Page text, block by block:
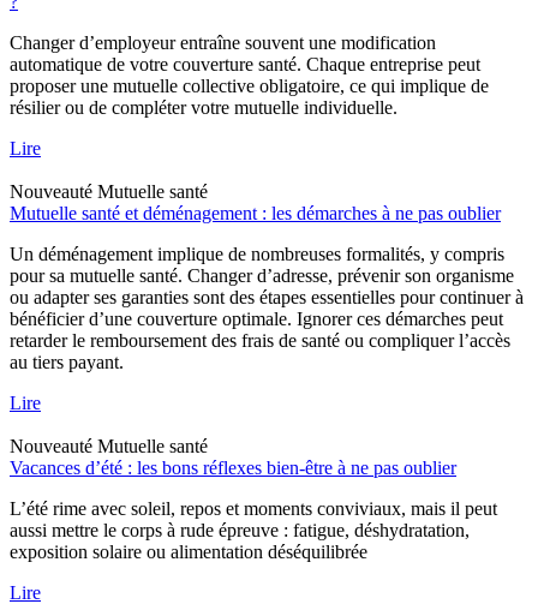
Changer d’employeur entraîne souvent une modification
automatique de votre couverture santé. Chaque entreprise peut
proposer une mutuelle collective obligatoire, ce qui implique de
résilier ou de compléter votre mutuelle individuelle.
Lire
Nouveauté Mutuelle santé
Mutuelle santé et déménagement : les démarches à ne pas oublier
Un déménagement implique de nombreuses formalités, y compris
pour sa mutuelle santé. Changer d’adresse, prévenir son organisme
ou adapter ses garanties sont des étapes essentielles pour continuer à
bénéficier d’une couverture optimale. Ignorer ces démarches peut
retarder le remboursement des frais de santé ou compliquer l’accès
au tiers payant.
Lire
Nouveauté Mutuelle santé
Vacances d’été : les bons réflexes bien-être à ne pas oublier
L’été rime avec soleil, repos et moments conviviaux, mais il peut
aussi mettre le corps à rude épreuve : fatigue, déshydratation,
exposition solaire ou alimentation déséquilibrée
Lire